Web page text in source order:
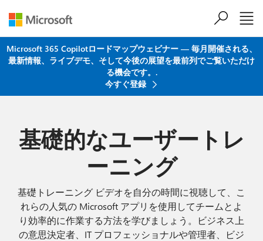
Microsoft 365 Copilotロードマップウェビナー ― 毎月開催される、
最新情報、ライブデモ、そして今後の展望を最前列でご覧いただけ
る機会です。.
今すぐ登録
基礎的なユーザートレ
ーニング
基礎トレーニング ビデオを自分の時間に視聴して、こ
れらの人気の Microsoft アプリを使用してチームとよ
り効率的に作業する方法を学びましょう。ビジネス上
の意思決定者、IT プロフェッショナルや管理者、ビジ